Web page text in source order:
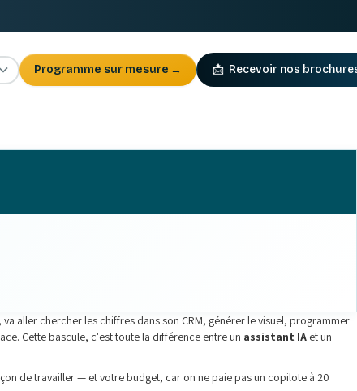
Programme sur mesure → 📩 Recevoir nos
aller chercher les chiffres dans son CRM, générer le visuel, programmer
Cette bascule, c'est toute la différence entre un assistant IA et un
de travailler — et votre budget, car on ne paie pas un copilote à 20